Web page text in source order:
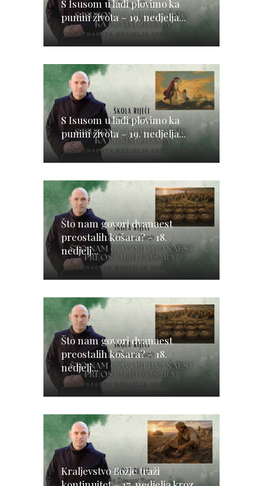
S Isusom u lađi plovimo ka
punini života – 19. nedjelja...
S Isusom u lađi plovimo ka
punini života – 19. nedjelja...
Što nam govori dvanaest
preostalih košara? – 18.
nedjelj...
Što nam govori dvanaest
preostalih košara? – 18.
nedjelj...
Kraljevstvo Božje traži